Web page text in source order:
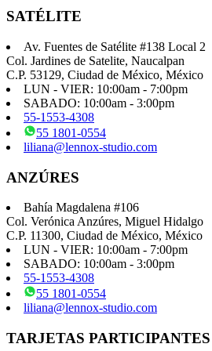
tiene
múltiples
variantes.
Las
opciones
se
pueden
elegir
en
la
página
producto
SATÉLITE
Av. Fuentes de Satélite #138 Local 2
Col. Jardines de Satelite, Naucalpan
C.P. 53129, Ciudad de México, México
LUN - VIER: 10:00am - 7:00pm
SABADO: 10:00am - 3:00pm
55-1553-4308
55 1801-0554
liliana@lennox-studio.com
ANZÚRES
Bahía Magdalena #106
Col. Verónica Anzúres, Miguel Hidalgo
C.P. 11300, Ciudad de México, México
LUN - VIER: 10:00am - 7:00pm
SABADO: 10:00am - 3:00pm
55-1553-4308
55 1801-0554
liliana@lennox-studio.com
TARJETAS PARTICIPANTES